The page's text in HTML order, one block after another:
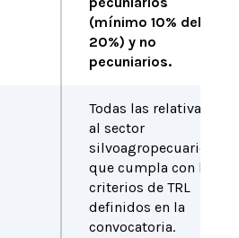
(mínimo 10% del
20%) y no
pecuniarios.
Todas las relativas
al sector
silvoagropecuario y
que cumpla con los
criterios de TRL
definidos en la
convocatoria.